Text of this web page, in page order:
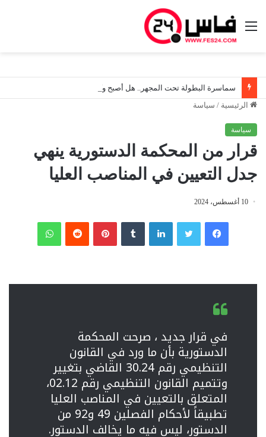
القائمة
الرئيسية / سياسة
سياسة
قرار من المحكمة الدستورية ينهي
جدل التعيين في المناصب العليا
10 أغسطس، 2024
فيسبوك لينكدإن بينتيريست
في قرار جديد ، صرحت المحكمة
الدستورية بأن ما ورد في القانون
التنظيمي رقم 30.24 القاضي بتغيير
وتتميم القانون التنظيمي رقم 02.12،
المتعلق بالتعيين في المناصب العليا
تطبيقاً لأحكام الفصلين 49 و92 من
الدستور، ليس فيه ما يخالف الدستور.